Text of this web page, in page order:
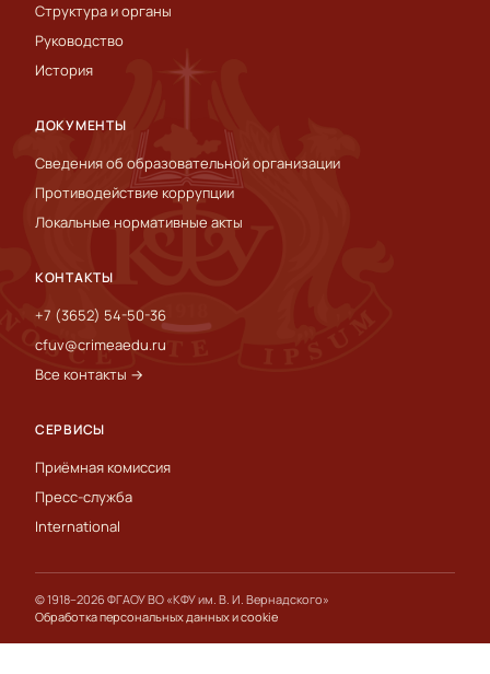
Структура и органы
Руководство
История
ДОКУМЕНТЫ
Сведения об образовательной организации
Противодействие коррупции
Локальные нормативные акты
КОНТАКТЫ
+7 (3652) 54-50-36
cfuv@crimeaedu.ru
Все контакты →
СЕРВИСЫ
Приёмная комиссия
Пресс-служба
International
© 1918–2026 ФГАОУ ВО «КФУ им. В. И. Вернадского»
Обработка персональных данных и cookie